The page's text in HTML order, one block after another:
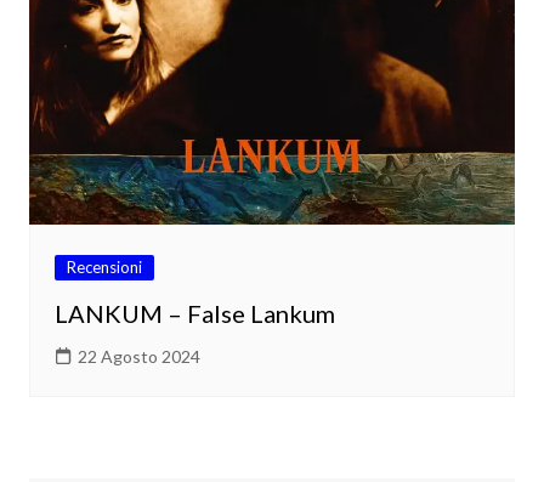
Recensioni
LANKUM – False Lankum
22 Agosto 2024